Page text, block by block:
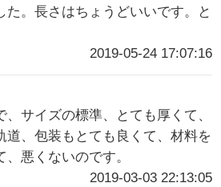
た。長さはちょうどいいです。と
2019-05-24 17:07:16
サイズの標準、とても厚くて、
道、包装もとても良くて、材料を
悪くないのです。
2019-03-03 22:13:05